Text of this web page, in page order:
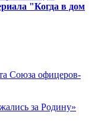
"Когда в дом
Союза офицеров-
за Родину»